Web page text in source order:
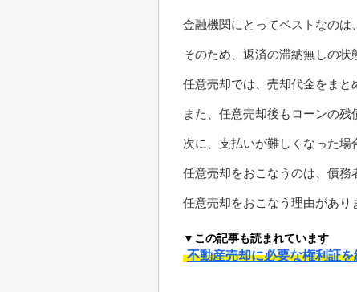
金融機関にとってベストなのは
そのため、返済の滞納無しの状
任意売却では、売却代金をまと
また、任意売却後もローンの
次に、支払いが難しくなった場
任意売却をおこなうのは、債
任意売却をおこなう理由があり
▼この記事も読まれています
不動産売却に必要な権利証